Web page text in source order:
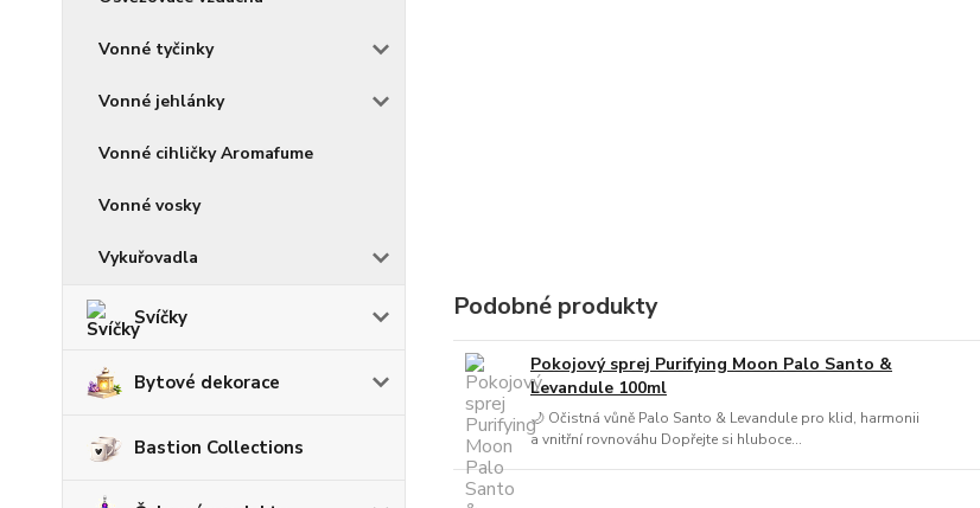
Vonné tyčinky
Vonné jehlánky
Vonné cihličky Aromafume
Vonné vosky
Vykuřovadla
Svíčky
Bytové dekorace
Bastion Collections
Podobné produkty
Pokojový sprej Purifying Moon Palo Santo &
Levandule 100ml
🌙 Očistná vůně Palo Santo & Levandule pro klid, harmonii
a vnitřní rovnováhu Dopřejte si hluboce...